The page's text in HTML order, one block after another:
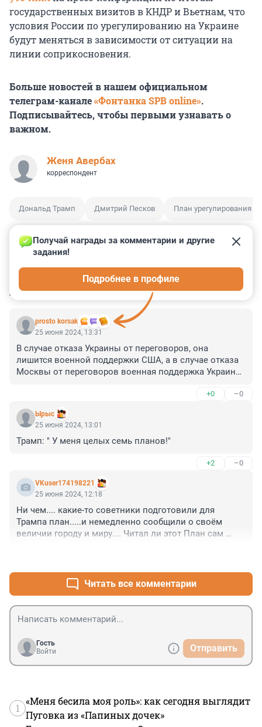
государственных визитов в КНДР и Вьетнам, что
условия России по урегулированию на Украине
будут меняться в зависимости от ситуации на
линии соприкосновения.
Больше новостей в нашем официальном
телеграм-канале«Фонтанка SPB online».
Подписывайтесь, чтобы первыми узнавать о
важном.
Женя Авербах
корреспондент
Дональд Трамп Дмитрий Песков План урегулирования
КОММЕНТАРИИ 3
prosto korsak
Получай награды за комментарии и другие
задания!
Подробнее в профиле
25 июня 2024, 13:31
В случае отказа Украины от переговоров, она
лишится военной поддержки США, а в случае отказа
Москвы от переговоров военная поддержка Украины
Наверное, тут есть какая-то логика. Доступная Трампу
и его советникам.
+0 –0
Ырыс
25 июня 2024, 13:01
Трамп: " У меня целых семь планов!"
+2 –0
VKuser174198221
25 июня 2024, 12:18
Ни чем.... какие-то советники подготовили для
Трампа план.....и немедленно сообщили о своём
величии городу и миру.... Читал ли этот План сам
Читать все комментарии
Гость
Войти
Отправить
1
«Меня бесила моя роль»: как сегодня выглядит
Пуговка из «Папиных дочек»